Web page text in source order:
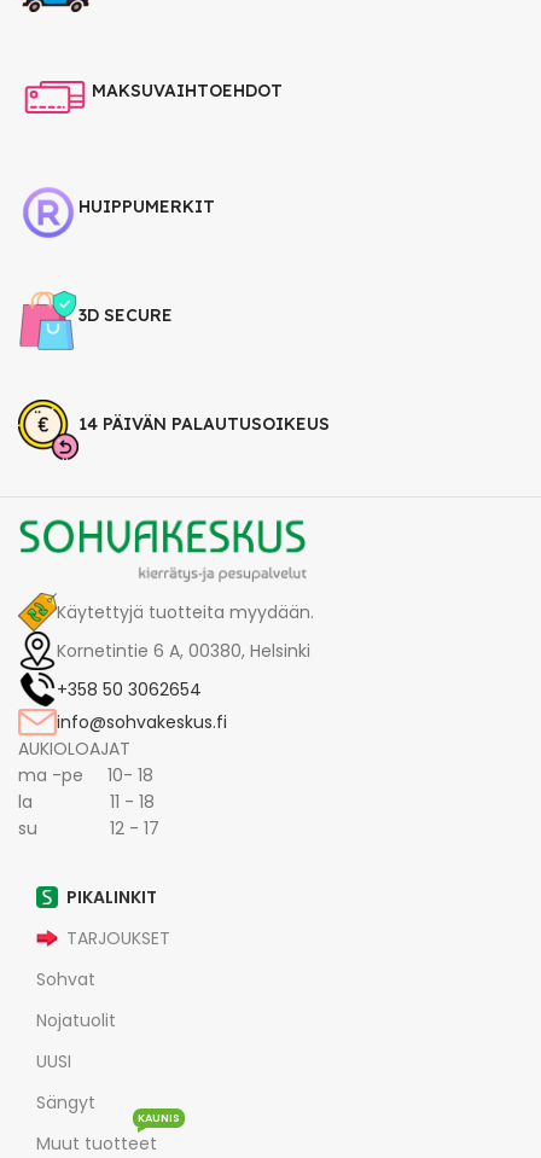
MAKSUVAIHTOEHDOT
HUIPPUMERKIT
3D SECURE
14 PÄIVÄN PALAUTUSOIKEUS
Käytettyjä tuotteita myydään.
Kornetintie 6 A, 00380, Helsinki
+358 50 3062654
info@sohvakeskus.fi
AUKIOLOAJAT
ma -pe 10- 18
la 11 - 18
su 12 - 17
PIKALINKIT
TARJOUKSET
Sohvat
Nojatuolit
UUSI
Sängyt
Muut tuotteet
KAUNIS